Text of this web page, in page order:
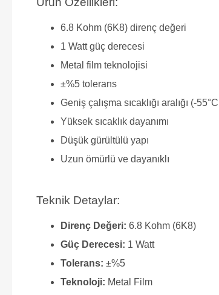
6.8 Kohm (6K8) direnç değeri
1 Watt güç derecesi
Metal film teknolojisi
±%5 tolerans
Geniş çalışma sıcaklığı aralığı (-
Yüksek sıcaklık dayanımı
Düşük gürültülü yapı
Uzun ömürlü ve dayanıklı
Teknik Detaylar:
Direnç Değeri: 6.8 Kohm (6K8)
Güç Derecesi: 1 Watt
Tolerans: ±%5
Teknoloji: Metal Film